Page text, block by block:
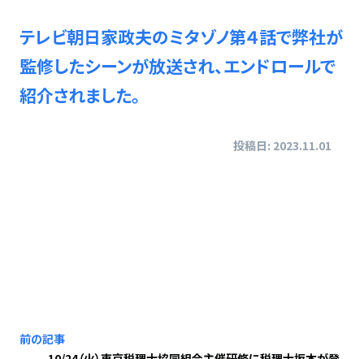
テレビ朝日家政夫のミタゾノ第４話で弊社が
監修したシーンが放送され、エンドロールで
紹介されました。
投稿日: 2023.11.01
前の記事